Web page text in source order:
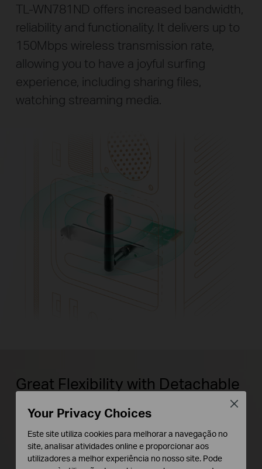
TL-WN781ND offers increased bandwidth,
reliability and functionality. It delivers up to
150Mbps wireless transmission rate,
allowing you to have a joyful surfing
experience, including sharing files,
watching streaming media.
Great Flexibility with Detachable
TL-WN781ND has one detachable
antenna that can be rotated and adjusted
Your Privacy Choices
Este site utiliza cookies para melhorar a navegação no
site, analisar atividades online e proporcionar aos
utilizadores a melhor experiência no nosso site. Pode
Close